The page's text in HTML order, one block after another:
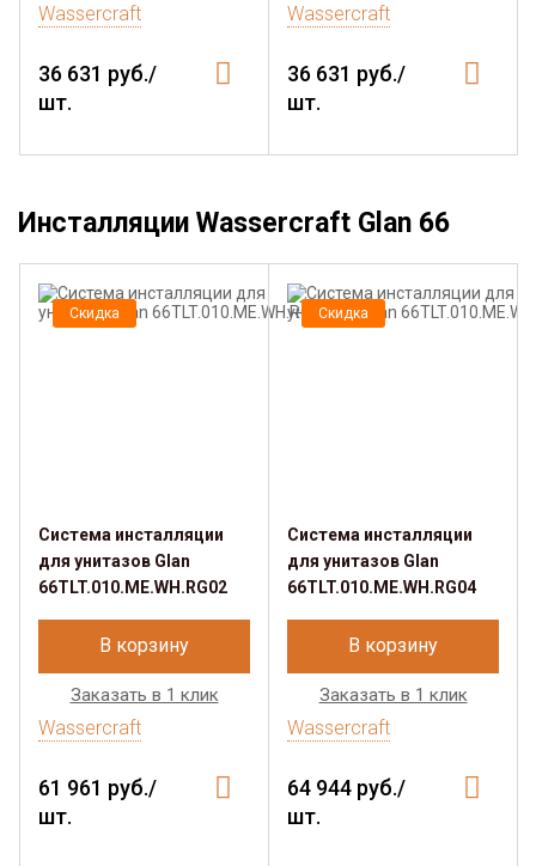
Wassercraft
36 631 руб./
шт.
Wassercraft
36 631 руб./
шт.
Инсталляции Wassercraft Glan 66
Скидка
Система инсталляции
для унитазов Glan
66TLT.010.ME.WH.RG02
В корзину
Заказать в 1 клик
Wassercraft
61 961 руб./
шт.
Скидка
Система инсталляции
для унитазов Glan
66TLT.010.ME.WH.RG04
В корзину
Заказать в 1 клик
Wassercraft
64 944 руб./
шт.